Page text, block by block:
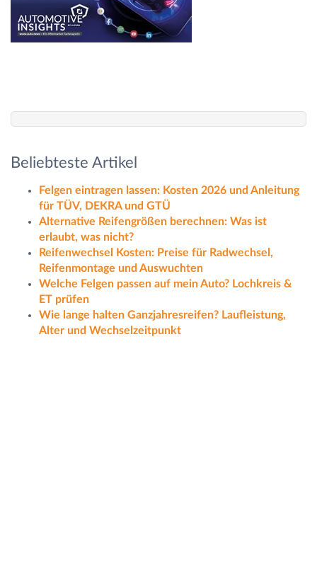
Beliebteste Artikel
Felgen eintragen lassen: Kosten 2026 und Anleitung
für TÜV, DEKRA und GTÜ
Alternative Reifengrößen berechnen: Was ist
erlaubt, was nicht?
Reifenwechsel Kosten: Preise für Radwechsel,
Reifenmontage und Auswuchten
Welche Felgen passen auf mein Auto? Lochkreis &
ET prüfen
Wie lange halten Ganzjahresreifen? Laufleistung,
Alter und Wechselzeitpunkt